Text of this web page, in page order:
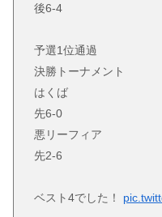
後6-4
予選1位通過
決勝トーナメント
はくば
先6-0
悪リーフィア
先2-6
ベスト4でした！